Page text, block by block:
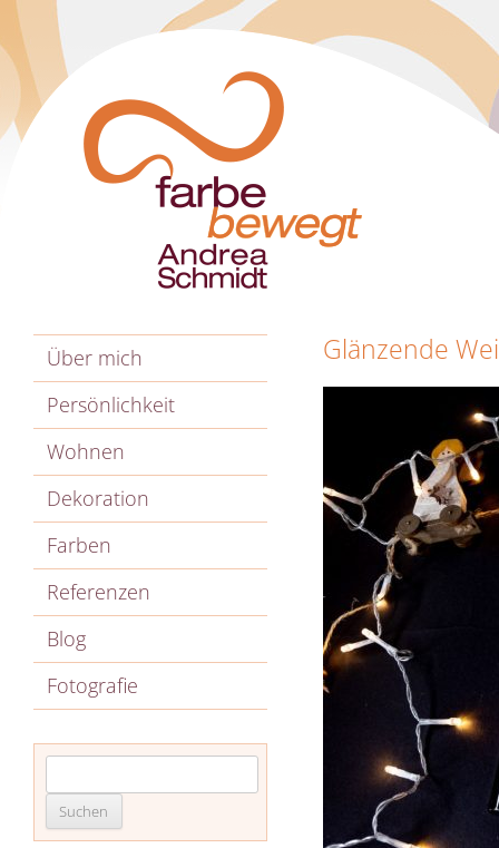
Über mich
Persönlichkeit
Wohnen
Dekoration
Farben
Referenzen
Blog
Fotografie
nach:
Glänzende